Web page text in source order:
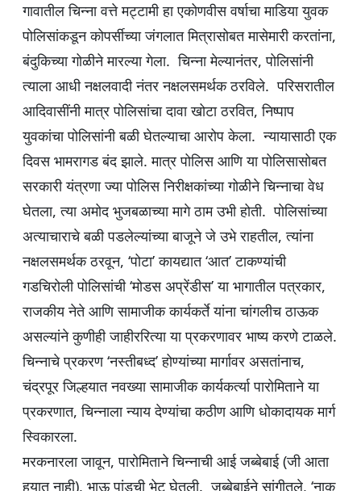
गावातील चिन्ना वत्ते मट्टामी हा एकोणवीस वर्षाचा माडिया युवक
पोलिसांकडून कोपर्सीच्या जंगलात मित्रासोबत मासेमारी करतांना,
बंदुकिच्या गोळीने मारल्या गेला. चिन्ना मेल्यानंतर, पोलिसांनी
त्याला आधी नक्षलवादी नंतर नक्षलसमर्थक ठरविले. परिसरातील
आदिवासींनी मात्र पोलिसांचा दावा खोटा ठरवित, निष्पाप
युवकांचा पोलिसांनी बळी घेतल्याचा आरोप केला. न्यायासाठी एक
दिवस भामरागड बंद झाले. मात्र पोलिस आणि या पोलिसासोबत
सरकारी यंत्रणा ज्या पोलिस निरीक्षकांच्या गोळीने चिन्नाचा वेध
घेतला, त्या अमोद भुजबळाच्या मागे ठाम उभी होती. पोलिसांच्या
अत्याचाराचे बळी पडलेल्यांच्या बाजूने जे उभे राहतील, त्यांना
नक्षलसमर्थक ठरवून, ‘पोटा’ कायद्यात ‘आत’ टाकण्यांची
गडचिरोली पोलिसांची ‘मोडस अप्रेंडीस’ या भागातील पत्रकार,
राजकीय नेते आणि सामाजीक कार्यकर्ते यांना चांगलीच ठाऊक
असल्यांने कुणीही जाहीररित्या या प्रकरणावर भाष्य करणे टाळले.
चिन्नाचे प्रकरण ‘नस्तीबध्द’ होण्यांच्या मार्गावर असतांनाच,
चंद्रपूर जिल्हयात नवख्या सामाजीक कार्यकर्त्या पारोमिताने या
प्रकरणात, चिन्नाला न्याय देण्यांचा कठीण आणि धोकादायक मार्ग
स्विकारला.
मरकनारला जावून, पारोमिताने चिन्नाची आई जब्बेबाई (जी आता
हयात नाही), भाऊ पांडूची भेट घेतली. जब्बेबाईने सांगीतले, ‘नाकू